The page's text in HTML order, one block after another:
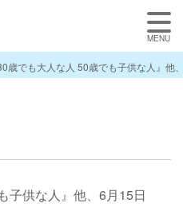
30歳でも大人な人 50歳でも子供な人』
子供な人』他、6月15日